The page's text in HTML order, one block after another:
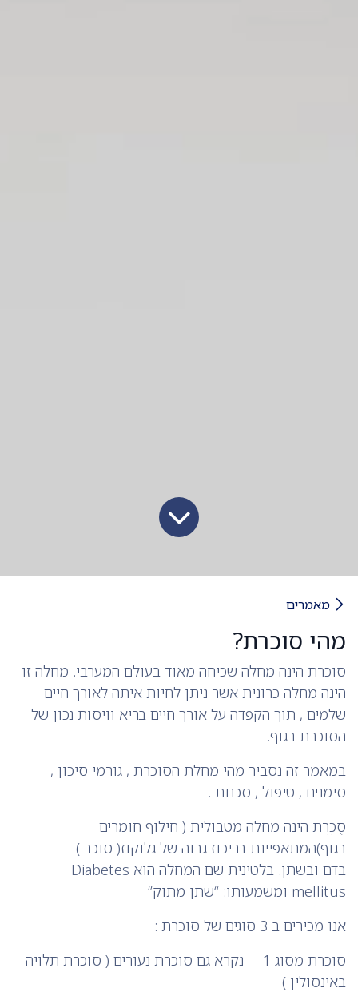
מאמרים
מהי סוכרת?
סוכרת הינה מחלה שכיחה מאוד בעולם המערבי. מחלה זו
הינה מחלה כרונית אשר ניתן לחיות איתה לאורך חיים
שלמים , תוך הקפדה על אורך חיים בריא וויסות נכון של
הסוכרת בגוף.
במאמר זה נסביר מהי מחלת הסוכרת , גורמי סיכון ,
סימנים , טיפול , סכנות .
סֻכֶּרֶת הינה מחלה מטבולית ( חילוף חומרים
בגוף)המתאפיינת בריכוז גבוה של גלוקוז( סוכר )
בדם ובשתן. בלטינית שם המחלה הוא Diabetes
mellitus ומשמעותו: “שתן מתוק”
אנו מכירים ב 3 סוגים של סוכרת :
סוכרת מסוג 1 – נקרא גם סוכרת נעורים ( סוכרת תלויה
באינסולין )